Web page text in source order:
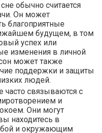
обычно считается
Он может
благоприятные
будущем, в том
успех или
изменения в личной
может также
поддержки и защиты
людей.
часто связываются с
и
Они могут
находитесь в
и окружающим